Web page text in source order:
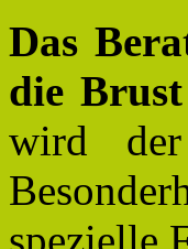
Das
die
wird
spezielle